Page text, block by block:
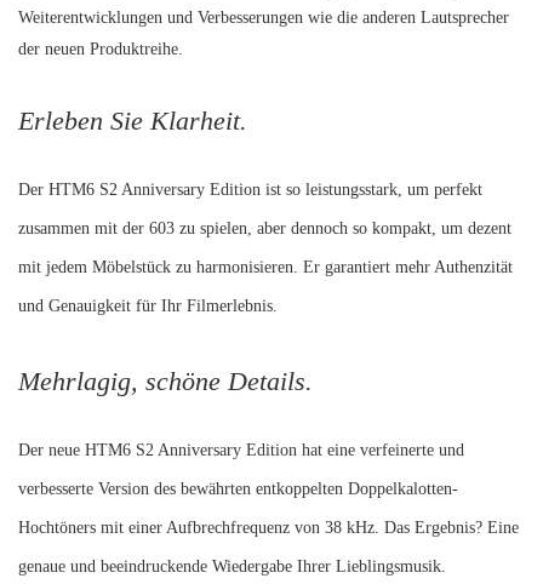
Weiterentwicklungen und Verbesserungen wie die anderen Lautsprecher
der neuen Produktreihe.
Erleben Sie Klarheit.
Der HTM6 S2 Anniversary Edition ist so leistungsstark, um perfekt
zusammen mit der 603 zu spielen, aber dennoch so kompakt, um dezent
mit jedem Möbelstück zu harmonisieren. Er garantiert mehr Authenzität
und Genauigkeit für Ihr Filmerlebnis.
Mehrlagig, schöne Details.
Der neue HTM6 S2 Anniversary Edition hat eine verfeinerte und
verbesserte Version des bewährten entkoppelten Doppelkalotten-
Hochtöners mit einer Aufbrechfrequenz von 38 kHz. Das Ergebnis? Eine
genaue und beeindruckende Wiedergabe Ihrer Lieblingsmusik.